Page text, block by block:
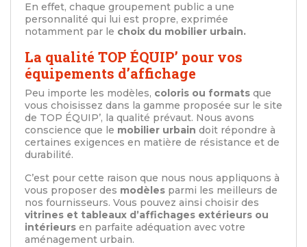
En effet, chaque groupement public a une
personnalité qui lui est propre, exprimée
notamment par le choix du mobilier urbain.
La qualité TOP ÉQUIP’ pour vos
équipements d’affichage
Peu importe les modèles, coloris ou formats que
vous choisissez dans la gamme proposée sur le site
de TOP ÉQUIP’, la qualité prévaut. Nous avons
conscience que le mobilier urbain doit répondre à
certaines exigences en matière de résistance et de
durabilité.
C’est pour cette raison que nous nous appliquons à
vous proposer des modèles parmi les meilleurs de
nos fournisseurs. Vous pouvez ainsi choisir des
vitrines et tableaux d’affichages extérieurs ou
intérieurs en parfaite adéquation avec votre
aménagement urbain.